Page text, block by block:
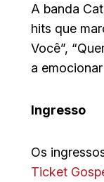
A banda
hits que
Você”,
a
Ingresso
Os
Ticket